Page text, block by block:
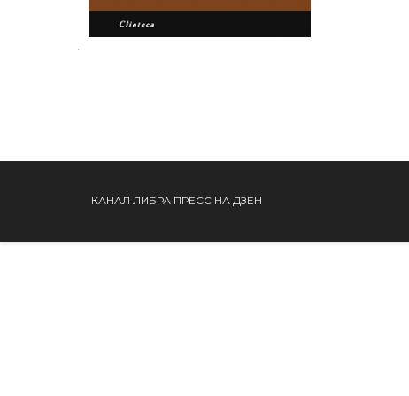
КАНАЛ ЛИБРА ПРЕСС НА ДЗЕН